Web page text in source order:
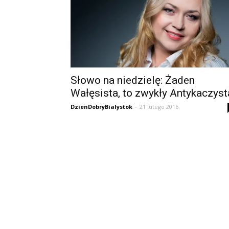
Słowo na niedzielę: Żaden
Wałęsista, to zwykły
DzienDobryBialystok - 21 lutego 2016